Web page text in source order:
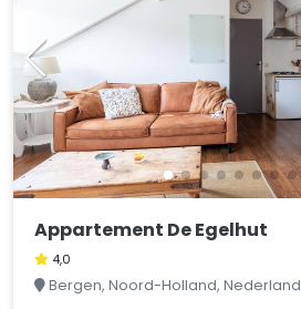
Appartement De Egelhut
4,0
Bergen, Noord-Holland, Nederland